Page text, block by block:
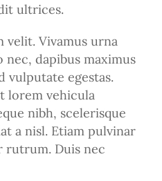
ultrices.
Vivamus urna
dapibus maximus
vulputate egestas.
lorem vehicula
nibh, scelerisque
a nisl. Etiam pulvinar
rutrum. Duis nec